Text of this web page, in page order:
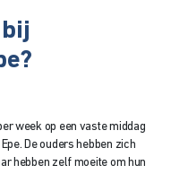
week op een vaste middag
De ouders hebben zich
hebben zelf moeite om hun